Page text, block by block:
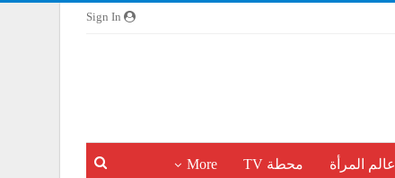
عالم المرأة محطة TV More